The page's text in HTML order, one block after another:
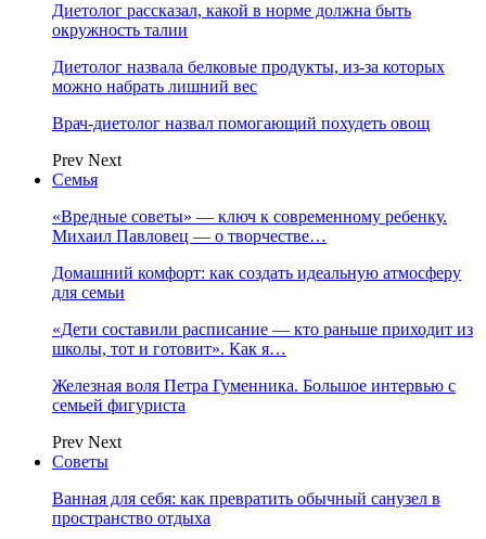
Диетолог рассказал, какой в норме должна быть
окружность талии
Диетолог назвала белковые продукты, из-за которых
можно набрать лишний вес
Врач-диетолог назвал помогающий похудеть овощ
Prev Next
Семья
«Вредные советы» — ключ к современному ребенку.
Михаил Павловец — о творчестве…
Домашний комфорт: как создать идеальную атмосферу
для семьи
«Дети составили расписание — кто раньше приходит из
школы, тот и готовит». Как я…
Железная воля Петра Гуменника. Большое интервью с
семьей фигуриста
Prev Next
Советы
Ванная для себя: как превратить обычный санузел в
пространство отдыха